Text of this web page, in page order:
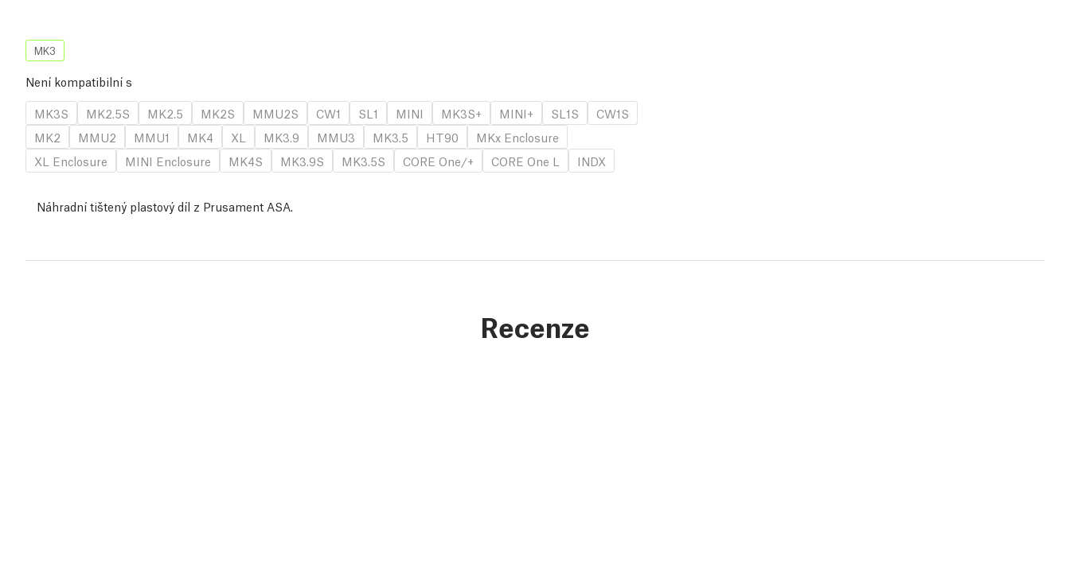
MK3
Není kompatibilní s
MK3S
MK2.5S MK2.5 MK2S MMU2S CW1 SL1 MINI MK3S+ MINI+ SL1S
CW1S
MK2
MMU2 MMU1 MK4 XL MK3.9 MMU3 MK3.5 HT90
MKx Enclosure
XL Enclosure
MINI Enclosure MK4S MK3.9S MK3.5S CORE One/+ CORE One L INDX
Náhradní tištený plastový díl z Prusament ASA.
Recenze